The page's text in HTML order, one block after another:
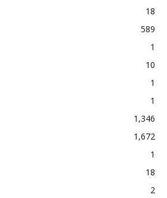
18
589
1
10
1
1
1,346
1,672
1
18
2